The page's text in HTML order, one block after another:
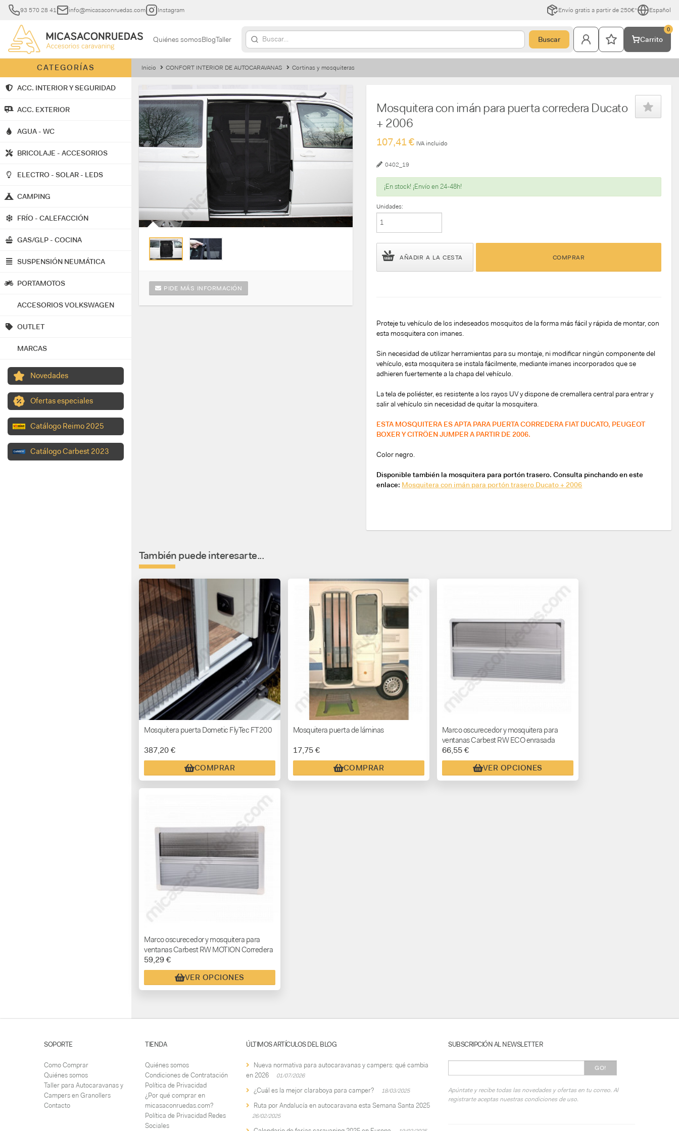
93 570 28 41 info@micasaconruedas.com Instagram Envío gratis a partir de 250€* Español
Quiénes somosBlogTaller Buscar Carrito
0
CATEGORÍAS
ACC. INTERIOR Y SEGURIDAD
ACC. EXTERIOR
AGUA - WC
BRICOLAJE - ACCESORIOS
ELECTRO - SOLAR - LEDS
CAMPING
FRÍO - CALEFACCIÓN
GAS/GLP - COCINA
SUSPENSIÓN NEUMÁTICA
PORTAMOTOS
ACCESORIOS VOLKSWAGEN
OUTLET
MARCAS
Novedades
Ofertas especiales
Catálogo Reimo 2025
Catálogo Carbest 2023
Inicio CONFORT INTERIOR DE AUTOCARAVANAS Cortinas y mosquiteras
PIDE MÁS INFORMACIÓN
Mosquitera con imán para puerta corredera Ducato
+ 2006
107,41 € IVA incluido
0402_19
¡En stock! ¡Envío en 24-48h!
Unidades:
AÑADIR A LA CESTA COMPRAR
Proteje tu vehículo de los indeseados mosquitos de la forma más fácil y rápida de montar, con
esta mosquitera con imanes.
Sin necesidad de utilizar herramientas para su montaje, ni modificar ningún componente del
vehículo, esta mosquitera se instala fácilmente, mediante imanes incorporados que se
adhieren fuertemente a la chapa del vehículo.
La tela de poliéster, es resistente a los rayos UV y dispone de cremallera central para entrar y
salir al vehículo sin necesidad de quitar la mosquitera.
ESTA MOSQUITERA ES APTA PARA PUERTA CORREDERA FIAT DUCATO, PEUGEOT
BOXER Y CITRÖEN JUMPER A PARTIR DE 2006.
Color negro.
Disponible también la mosquitera para portón trasero. Consulta pinchando en este
enlace: Mosquitera con imán para portón trasero Ducato + 2006
También puede interesarte...
Mosquitera puerta Dometic FlyTec FT200
387,20 €
COMPRAR
Mosquitera puerta de láminas
17,75 €
COMPRAR
Marco oscurecedor y mosquitera para
ventanas Carbest RW ECO enrasada
66,55 €
VER OPCIONES
Marco oscurecedor y mosquitera para
ventanas Carbest RW MOTION Corredera
59,29 €
VER OPCIONES
SOPORTE
Como Comprar
Quiénes somos
Taller para Autocaravanas y
Campers en Granollers
Contacto
TIENDA
Quiénes somos
Condiciones de Contratación
Política de Privacidad
¿Por qué comprar en
micasaconruedas.com?
Política de Privacidad Redes
Sociales
ÚLTIMOS ARTÍCULOS DEL BLOG
Nueva normativa para autocaravanas y campers: qué cambia
en 2026
01/07/2026
¿Cuál es la mejor claraboya para camper? 18/03/2025
Ruta por Andalucía en autocaravana esta Semana Santa 2025
26/02/2025
SUBSCRIPCIÓN AL NEWSLETTER
GO!
Apúntate y recibe todas las novedades y ofertas en tu correo. Al
registrarte aceptas nuestras condiciones de uso.